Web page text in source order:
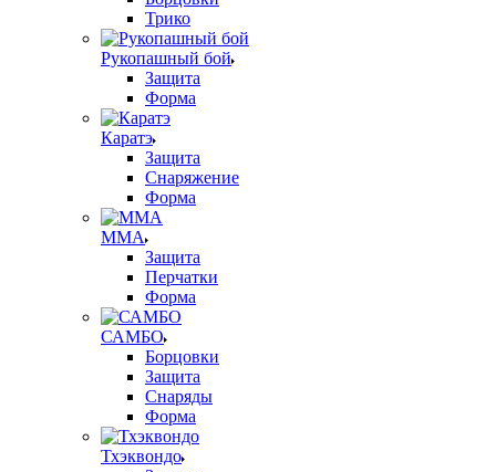
Трико
Рукопашный бой
Защита
Форма
Каратэ
Защита
Снаряжение
Форма
ММА
Защита
Перчатки
Форма
САМБО
Борцовки
Защита
Снаряды
Форма
Тхэквондо